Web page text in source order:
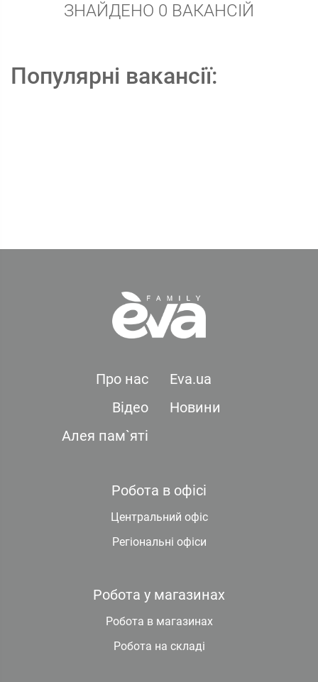
ЗНАЙДЕНО 0 ВАКАНСІЙ
Популярні вакансії:
Про нас
Eva.ua
Відео
Новини
Алея пам`яті
Робота в офісі
Центральний офіс
Регіональні офіси
Робота у магазинах
Робота в магазинах
Робота на складі